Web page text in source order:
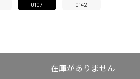
0107 0142
在庫がありません